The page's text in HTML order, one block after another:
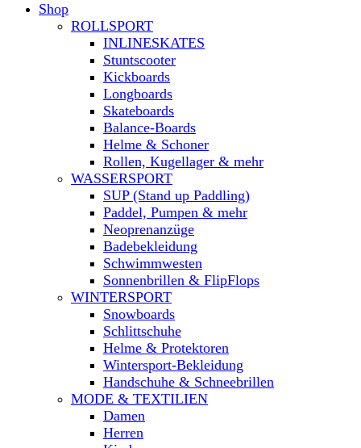
Shop
ROLLSPORT
INLINESKATES
Stuntscooter
Kickboards
Longboards
Skateboards
Balance-Boards
Helme & Schoner
Rollen, Kugellager & mehr
WASSERSPORT
SUP (Stand up Paddling)
Paddel, Pumpen & mehr
Neoprenanzüge
Badebekleidung
Schwimmwesten
Sonnenbrillen & FlipFlops
WINTERSPORT
Snowboards
Schlittschuhe
Helme & Protektoren
Wintersport-Bekleidung
Handschuhe & Schneebrillen
MODE & TEXTILIEN
Damen
Herren